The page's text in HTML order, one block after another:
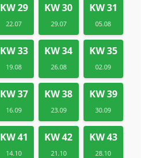
KW 29
22.07
KW 30
29.07
KW 31
05.08
KW 33
19.08
KW 34
26.08
KW 35
02.09
KW 37
16.09
KW 38
23.09
KW 39
30.09
KW 41
14.10
KW 42
21.10
KW 43
28.10